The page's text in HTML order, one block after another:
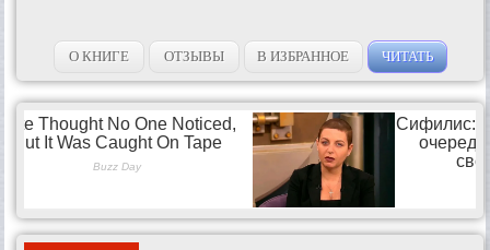
О КНИГЕ ОТЗЫВЫ В ИЗБРАННОЕ ЧИТАТЬ